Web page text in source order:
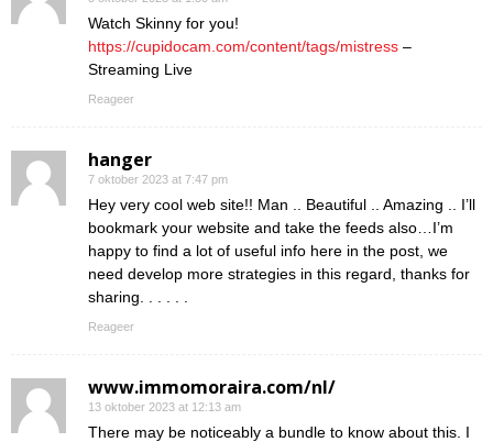
Watch Skinny for you!
https://cupidocam.com/content/tags/mistress –
Streaming Live
Reageer
hanger
7 oktober 2023 at 7:47 pm
Hey very cool web site!! Man .. Beautiful .. Amazing .. I’ll
bookmark your website and take the feeds also…I’m
happy to find a lot of useful info here in the post, we
need develop more strategies in this regard, thanks for
sharing. . . . . .
Reageer
www.immomoraira.com/nl/
13 oktober 2023 at 12:13 am
There may be noticeably a bundle to know about this. I